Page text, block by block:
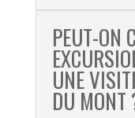
PEUT-ON
UNE
DU MONT